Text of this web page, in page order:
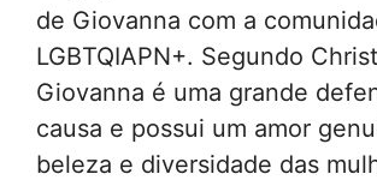
de Giovanna com a
LGBTQIAPN+. Segundo
Giovanna é uma grande
causa e possui um amor
beleza e diversidade das